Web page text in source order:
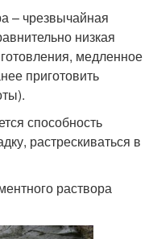
– чрезвычайная
низкая
медленное
приготовить
способность
растрескиваться в
раствора